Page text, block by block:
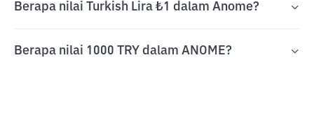
Berapa nilai Turkish Lira ₺1 dalam Anome?
Berapa nilai 1000 TRY dalam ANOME?